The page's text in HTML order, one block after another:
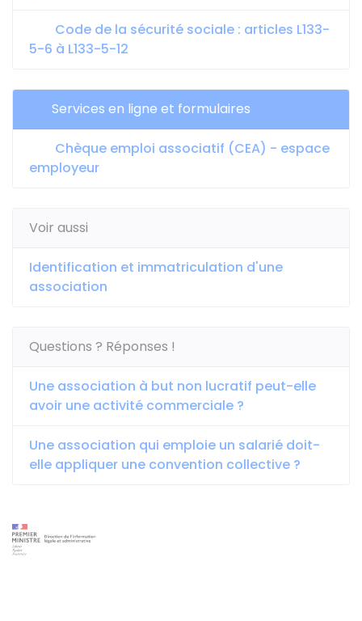
Code de la sécurité sociale : articles L133-
5-6 à L133-5-12
Services en ligne et formulaires
Chèque emploi associatif (CEA) - espace
employeur
Voir aussi
Identification et immatriculation d'une
association
Questions ? Réponses !
Une association à but non lucratif peut-elle
avoir une activité commerciale ?
Une association qui emploie un salarié doit-
elle appliquer une convention collective ?